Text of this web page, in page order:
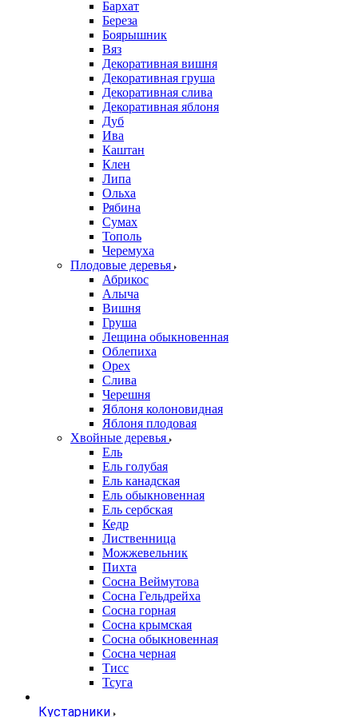
Бархат
Береза
Боярышник
Вяз
Декоративная вишня
Декоративная груша
Декоративная слива
Декоративная яблоня
Дуб
Ива
Каштан
Клен
Липа
Ольха
Рябина
Сумах
Тополь
Черемуха
Плодовые деревья
Абрикос
Алыча
Вишня
Груша
Лещина обыкновенная
Облепиха
Орех
Слива
Черешня
Яблоня колоновидная
Яблоня плодовая
Хвойные деревья
Ель
Ель голубая
Ель канадская
Ель обыкновенная
Ель сербская
Кедр
Лиственница
Можжевельник
Пихта
Сосна Веймутова
Сосна Гельдрейха
Сосна горная
Сосна крымская
Сосна обыкновенная
Сосна черная
Тисс
Тсуга
Кустарники